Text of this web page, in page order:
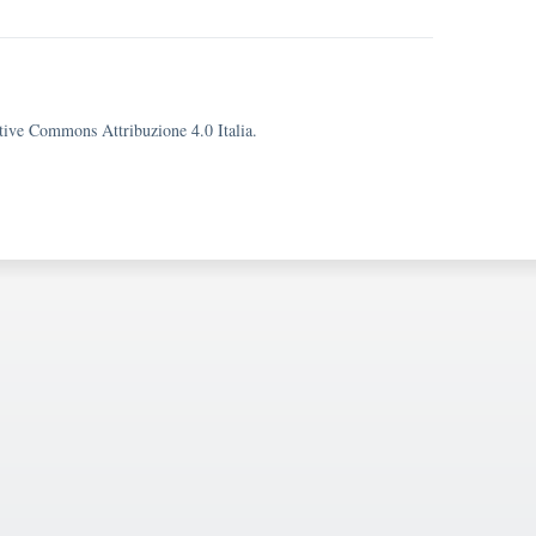
Commons Attribuzione 4.0 Italia.